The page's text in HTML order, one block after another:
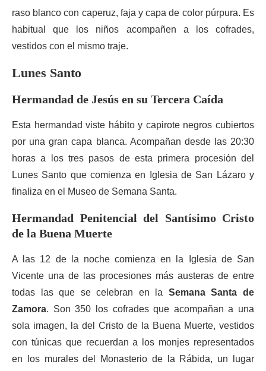
raso blanco con caperuz, faja y capa de color púrpura. Es
habitual que los niños acompañen a los cofrades,
vestidos con el mismo traje.
Lunes Santo
Hermandad de Jesús en su Tercera Caída
Esta hermandad viste hábito y capirote negros cubiertos
por una gran capa blanca. Acompañan desde las 20:30
horas a los tres pasos de esta primera procesión del
Lunes Santo que comienza en Iglesia de San Lázaro y
finaliza en el Museo de Semana Santa.
Hermandad Penitencial del Santísimo Cristo
de la Buena Muerte
A las 12 de la noche comienza en la Iglesia de San
Vicente una de las procesiones más austeras de entre
todas las que se celebran en la Semana Santa de
Zamora. Son 350 los cofrades que acompañan a una
sola imagen, la del Cristo de la Buena Muerte, vestidos
con túnicas que recuerdan a los monjes representados
en los murales del Monasterio de la Rábida, un lugar